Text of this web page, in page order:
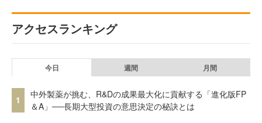
アクセスランキング
今日 週間 月間
1
中外製薬が挑む、R&Dの成果最大化に貢献する「進化版FP
＆A」──長期大型投資の意思決定の秘訣とは